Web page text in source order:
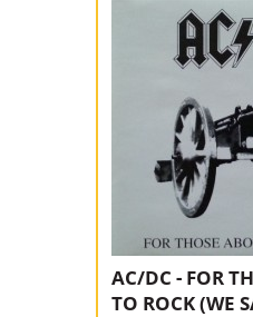
AC/DC - FOR
TO ROCK (WE